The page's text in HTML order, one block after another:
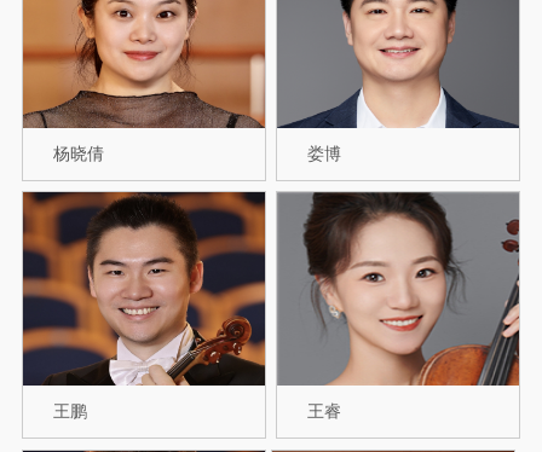
杨晓倩 娄博
王鹏 王睿